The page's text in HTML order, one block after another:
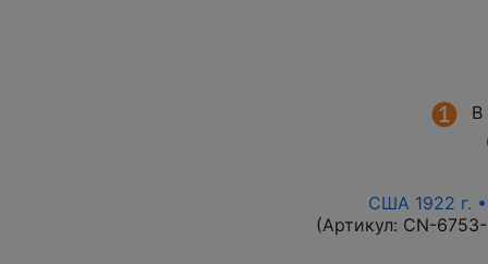
В
США 1922 г.
(Артикул: CN-